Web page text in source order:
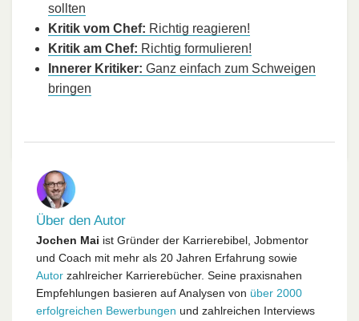
sollten
Kritik vom Chef: Richtig reagieren!
Kritik am Chef: Richtig formulieren!
Innerer Kritiker: Ganz einfach zum Schweigen
bringen
Über den Autor
Jochen Mai ist Gründer der Karrierebibel, Jobmentor
und Coach mit mehr als 20 Jahren Erfahrung sowie
Autor zahlreicher Karrierebücher. Seine praxisnahen
Empfehlungen basieren auf Analysen von über 2000
erfolgreichen Bewerbungen und zahlreichen Interviews